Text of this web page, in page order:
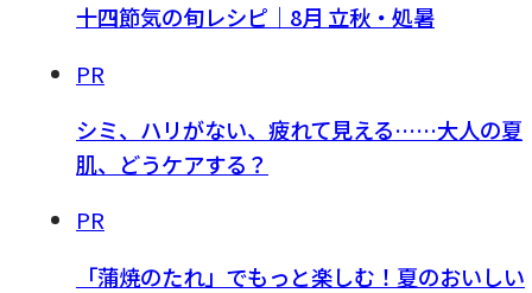
十四節気の旬レシピ｜8月 立秋・処暑
PR
シミ、ハリがない、疲れて見える……大人の夏
肌、どうケアする？
PR
「蒲焼のたれ」でもっと楽しむ！夏のおいしい